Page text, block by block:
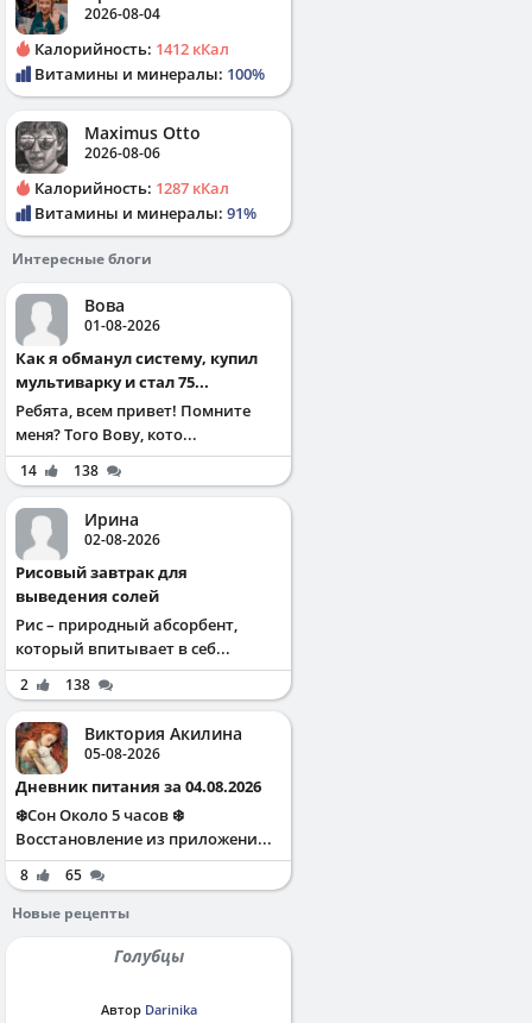
2026-08-04
Калорийность: 1412 кКал
Витамины и минералы: 100%
Maximus Otto
2026-08-06
Калорийность: 1287 кКал
Витамины и минералы: 91%
Интересные блоги
Вова
01-08-2026
Как я обманул систему, купил
мультиварку и стал 75...
Ребята, всем привет! Помните
меня? Того Вову, кото...
14 138
Ирина
02-08-2026
Рисовый завтрак для
выведения солей
Рис – природный абсорбент,
который впитывает в себ...
2 138
Виктория Акилина
05-08-2026
Дневник питания за 04.08.2026
❄️Сон Около 5 часов ❄️
Восстановление из приложени...
8
65
Новые рецепты
Голубцы
Автор Darinika